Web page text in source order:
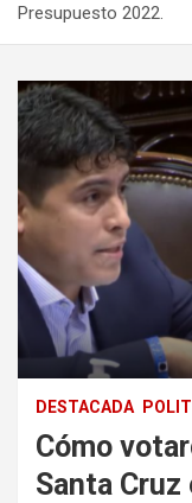
Presupuesto 2022.
DESTACADA
Cómo
Santa